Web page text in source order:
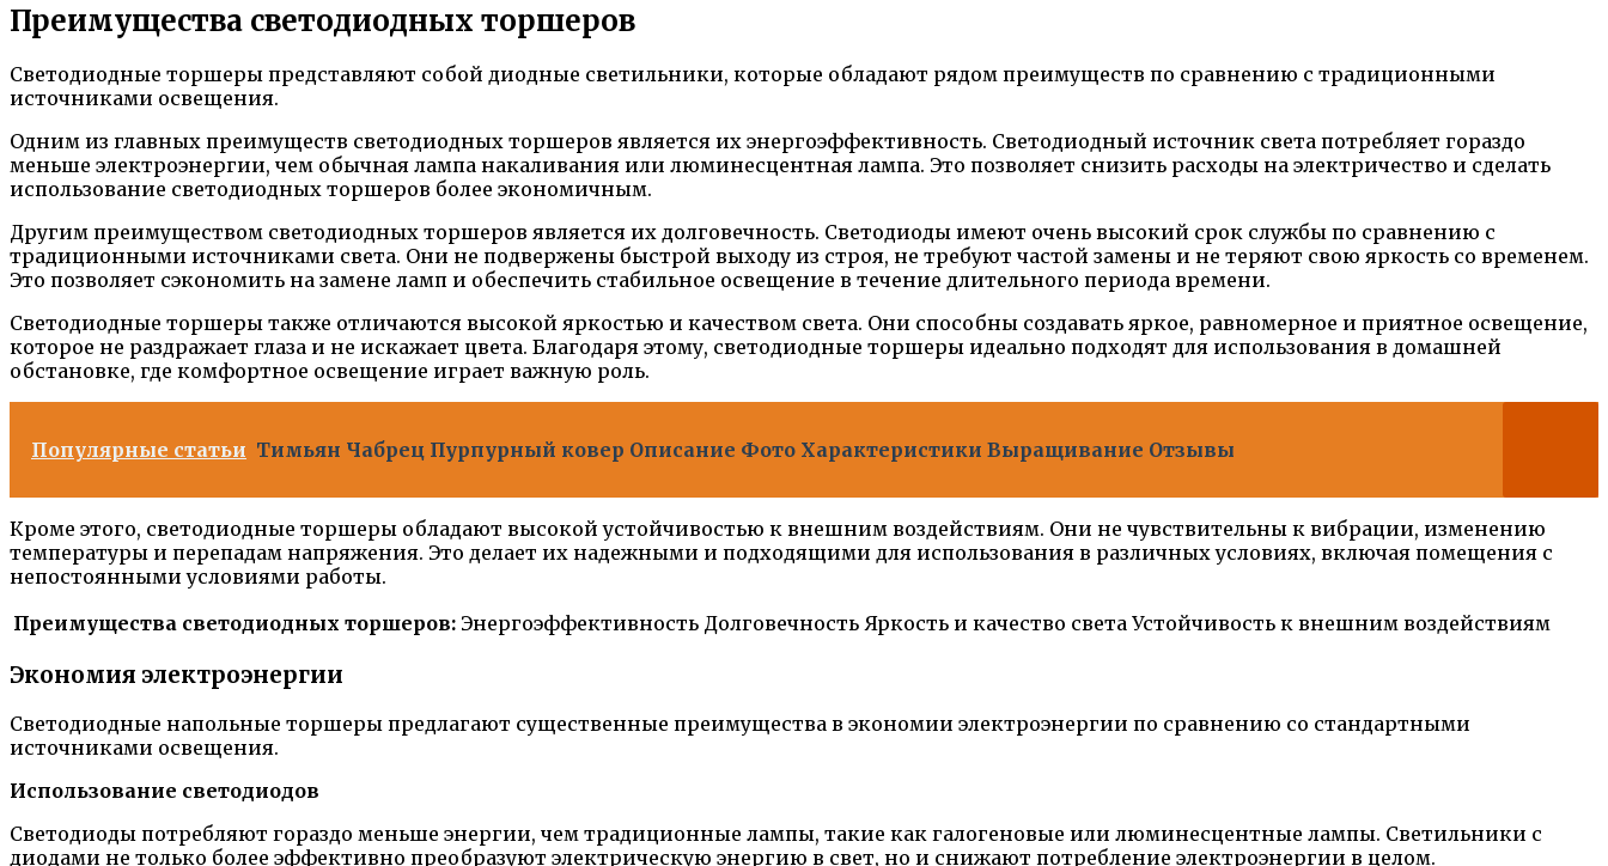
Преимущества светодиодных торшеров
Светодиодные торшеры представляют собой диодные светильники, которые обладают рядом преимуществ по сравнению с традиционными
источниками освещения.
Одним из главных преимуществ светодиодных торшеров является их энергоэффективность. Светодиодный источник света потребляет гораздо
меньше электроэнергии, чем обычная лампа накаливания или люминесцентная лампа. Это позволяет снизить расходы на электричество и сделать
использование светодиодных торшеров более экономичным.
Другим преимуществом светодиодных торшеров является их долговечность. Светодиоды имеют очень высокий срок службы по сравнению с
традиционными источниками света. Они не подвержены быстрой выходу из строя, не требуют частой замены и не теряют свою яркость со временем.
Это позволяет сэкономить на замене ламп и обеспечить стабильное освещение в течение длительного периода времени.
Светодиодные торшеры также отличаются высокой яркостью и качеством света. Они способны создавать яркое, равномерное и приятное освещение,
которое не раздражает глаза и не искажает цвета. Благодаря этому, светодиодные торшеры идеально подходят для использования в домашней
обстановке, где комфортное освещение играет важную роль.
Популярные статьи Тимьян Чабрец Пурпурный ковер Описание Фото Характеристики Выращивание Отзывы
Кроме этого, светодиодные торшеры обладают высокой устойчивостью к внешним воздействиям. Они не чувствительны к вибрации, изменению
температуры и перепадам напряжения. Это делает их надежными и подходящими для использования в различных условиях, включая помещения с
непостоянными условиями работы.
Преимущества светодиодных торшеров: Энергоэффективность Долговечность Яркость и качество света Устойчивость к внешним воздействиям
Экономия электроэнергии
Светодиодные напольные торшеры предлагают существенные преимущества в экономии электроэнергии по сравнению со стандартными
источниками освещения.
Использование светодиодов
Светодиоды потребляют гораздо меньше энергии, чем традиционные лампы, такие как галогеновые или люминесцентные лампы. Светильники с
диодами не только более эффективно преобразуют электрическую энергию в свет, но и снижают потребление электроэнергии в целом.